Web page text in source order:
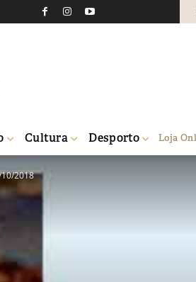
Cultura Desporto Loja
10/2018